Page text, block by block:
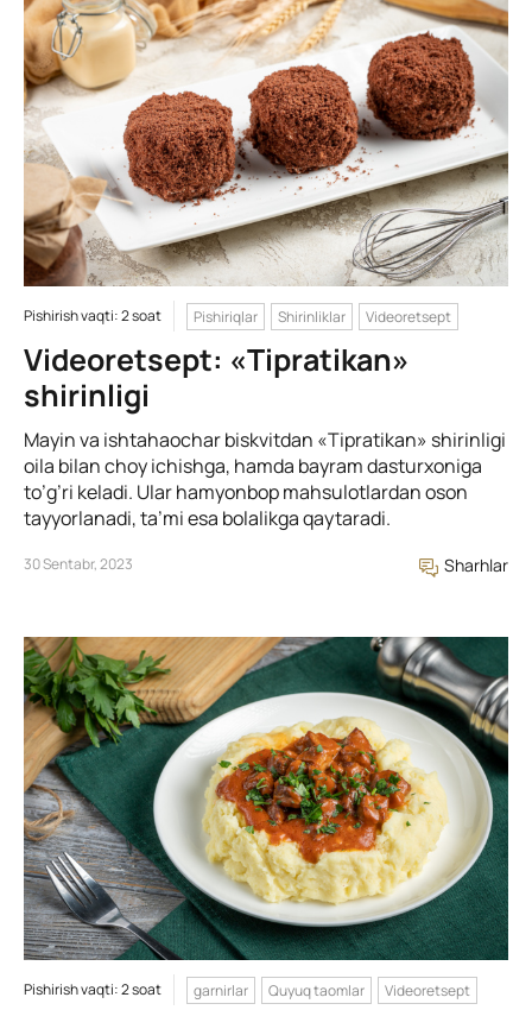
Pishirish vaqti: 2 soat Pishiriqlar Shirinliklar Videoretsept
Videoretsept: «Tipratikan»
shirinligi
Mayin va ishtahaochar biskvitdan «Tipratikan» shirinligi
oila bilan choy ichishga, hamda bayram dasturxoniga
to’g’ri keladi. Ular hamyonbop mahsulotlardan oson
tayyorlanadi, ta’mi esa bolalikga qaytaradi.
30 Sentabr, 2023 Sharhlar
Pishirish vaqti: 2 soat garnirlar Quyuq taomlar Videoretsept